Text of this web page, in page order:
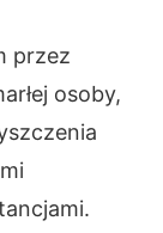
przez
osoby,